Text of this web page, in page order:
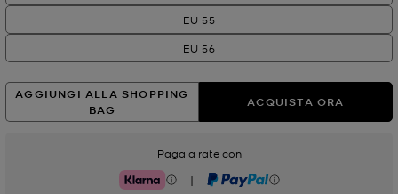
EU 55
EU 56
AGGIUNGI ALLA SHOPPING
BAG
ACQUISTA ORA
Paga a rate con
Klarna | PayPal